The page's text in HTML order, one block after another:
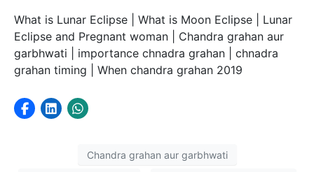
What is Lunar Eclipse | What is Moon Eclipse | Lunar
Eclipse and Pregnant woman | Chandra grahan aur
garbhwati | importance chnadra grahan | chnadra
grahan timing | When chandra grahan 2019
Chandra grahan aur garbhwati